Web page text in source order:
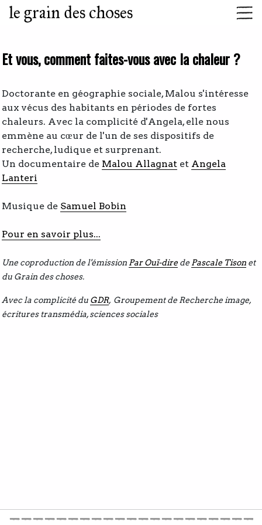
le grain des choses
Et vous, comment faites-vous avec la chaleur ?
Doctorante en géographie sociale, Malou s'intéresse
aux vécus des habitants en périodes de fortes
chaleurs. Avec la complicité d'Angela, elle nous
emmène au cœur de l'un de ses dispositifs de
recherche, ludique et surprenant.
Un documentaire de Malou Allagnat et Angela
Lanteri
Musique de Samuel Bobin
Pour en savoir plus...
Une coproduction de l'émission Par Ouï-dire de Pascale Tison et
du Grain des choses.
Avec la complicité du GDR, Groupement de Recherche image,
écritures transmédia, sciences sociales